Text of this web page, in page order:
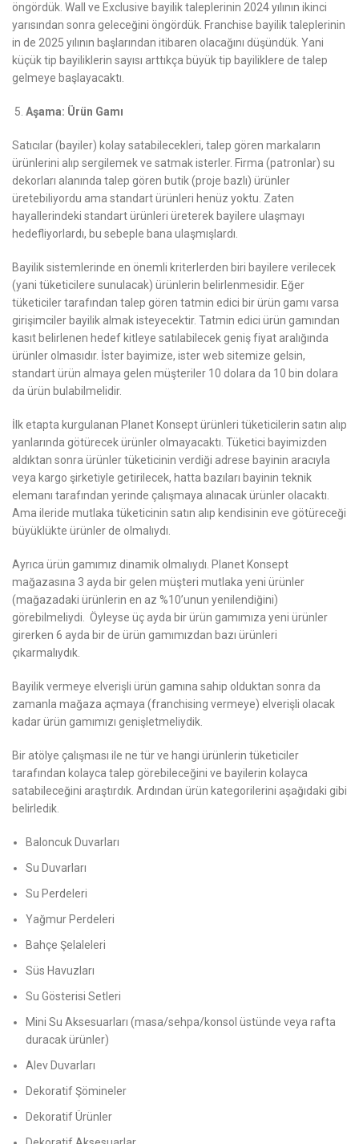
öngördük. Wall ve Exclusive bayilik taleplerinin 2024 yılının ikinci
yarısından sonra geleceğini öngördük. Franchise bayilik taleplerinin
in de 2025 yılının başlarından itibaren olacağını düşündük. Yani
küçük tip bayiliklerin sayısı arttıkça büyük tip bayiliklere de talep
gelmeye başlayacaktı.
Aşama: Ürün Gamı
Satıcılar (bayiler) kolay satabilecekleri, talep gören markaların
ürünlerini alıp sergilemek ve satmak isterler. Firma (patronlar) su
dekorları alanında talep gören butik (proje bazlı) ürünler
üretebiliyordu ama standart ürünleri henüz yoktu. Zaten
hayallerindeki standart ürünleri üreterek bayilere ulaşmayı
hedefliyorlardı, bu sebeple bana ulaşmışlardı.
Bayilik sistemlerinde en önemli kriterlerden biri bayilere verilecek
(yani tüketicilere sunulacak) ürünlerin belirlenmesidir. Eğer
tüketiciler tarafından talep gören tatmin edici bir ürün gamı varsa
girişimciler bayilik almak isteyecektir. Tatmin edici ürün gamından
kasıt belirlenen hedef kitleye satılabilecek geniş fiyat aralığında
ürünler olmasıdır. İster bayimize, ister web sitemize gelsin,
standart ürün almaya gelen müşteriler 10 dolara da 10 bin dolara
da ürün bulabilmelidir.
İlk etapta kurgulanan Planet Konsept ürünleri tüketicilerin satın alıp
yanlarında götürecek ürünler olmayacaktı. Tüketici bayimizden
aldıktan sonra ürünler tüketicinin verdiği adrese bayinin aracıyla
veya kargo şirketiyle getirilecek, hatta bazıları bayinin teknik
elemanı tarafından yerinde çalışmaya alınacak ürünler olacaktı.
Ama ileride mutlaka tüketicinin satın alıp kendisinin eve götüreceği
büyüklükte ürünler de olmalıydı.
Ayrıca ürün gamımız dinamik olmalıydı. Planet Konsept
mağazasına 3 ayda bir gelen müşteri mutlaka yeni ürünler
(mağazadaki ürünlerin en az %10’unun yenilendiğini)
görebilmeliydi. Öyleyse üç ayda bir ürün gamımıza yeni ürünler
girerken 6 ayda bir de ürün gamımızdan bazı ürünleri
çıkarmalıydık.
Bayilik vermeye elverişli ürün gamına sahip olduktan sonra da
zamanla mağaza açmaya (franchising vermeye) elverişli olacak
kadar ürün gamımızı genişletmeliydik.
Bir atölye çalışması ile ne tür ve hangi ürünlerin tüketiciler
tarafından kolayca talep görebileceğini ve bayilerin kolayca
satabileceğini araştırdık. Ardından ürün kategorilerini aşağıdaki gibi
belirledik.
Baloncuk Duvarları
Su Duvarları
Su Perdeleri
Yağmur Perdeleri
Bahçe Şelaleleri
Süs Havuzları
Su Gösterisi Setleri
Mini Su Aksesuarları (masa/sehpa/konsol üstünde veya rafta
duracak ürünler)
Alev Duvarları
Dekoratif Şömineler
Dekoratif Ürünler